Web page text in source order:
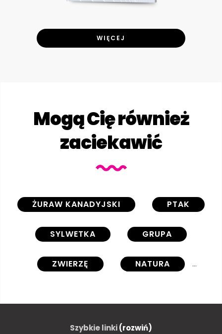
WIĘCEJ
Mogą Cię również
zaciekawić
ŻURAW KANADYJSKI PTAK
SYLWETKA GRUPA
ZWIERZĘ NATURA
GÓRA HORYZONT
Szybkie linki(rozwiń)